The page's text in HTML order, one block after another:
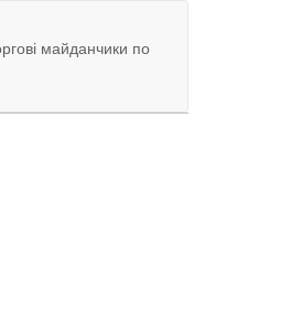
майданчики по